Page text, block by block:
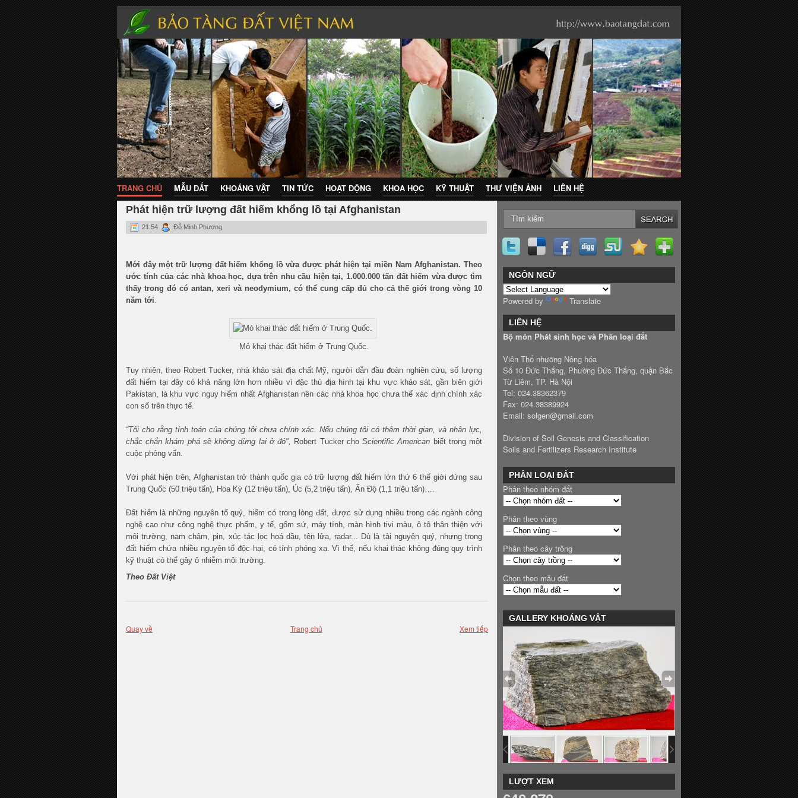
TRANG CHỦ MẪU ĐẤT KHOÁNG VẬT TIN TỨC HOẠT ĐỘNG KHOA HỌC KỸ THUẬT THƯ VIỆN ẢNH LIÊN HỆ
Phát hiện trữ lượng đất hiếm khổng lồ tại Afghanistan
21:54 Đỗ Minh Phương
Mới đây một trữ lượng đất hiếm khổng lồ vừa được phát hiện tại miền Nam Afghanistan. Theo
ước tính của các nhà khoa học, dựa trên nhu cầu hiện tại, 1.000.000 tấn đất hiếm vừa được tìm
thấy trong đó có antan, xeri và neodymium, có thể cung cấp đủ cho cả thế giới trong vòng 10
năm tới.
Mỏ khai thác đất hiếm ở Trung Quốc.
Tuy nhiên, theo Robert Tucker, nhà khảo sát địa chất Mỹ, người dẫn đầu đoàn nghiên cứu, số lượng
đất hiếm tại đây có khả năng lớn hơn nhiều vì đặc thù địa hình tại khu vực khảo sát, gần biên giới
Pakistan, là khu vực nguy hiểm nhất Afghanistan nên các nhà khoa học chưa thể xác định chính xác
con số trên thực tế.
“Tôi cho rằng tính toán của chúng tôi chưa chính xác. Nếu chúng tôi có thêm thời gian, và nhân lực,
chắc chắn khám phá sẽ không dừng lại ở đó", Robert Tucker choScientific American biết trong một
cuộc phỏng vấn.
Với phát hiện trên, Afghanistan trở thành quốc gia có trữ lượng đất hiếm lớn thứ 6 thế giới đứng sau
Trung Quốc (50 triệu tấn), Hoa Kỳ (12 triệu tấn), Úc (5,2 triệu tấn), Ấn Độ (1,1 triệu tấn)….
Đất hiếm là những nguyên tố quý, hiếm có trong lòng đất, được sử dụng nhiều trong các ngành công
nghệ cao như công nghệ thực phẩm, y tế, gốm sứ, máy tính, màn hình tivi màu, ô tô thân thiện với
môi trường, nam châm, pin, xúc tác lọc hoá dầu, tên lửa, radar... Dù là tài nguyên quý, nhưng trong
đất hiếm chứa nhiều nguyên tố độc hại, có tính phóng xạ. Vì thế, nếu khai thác không đúng quy trình
kỹ thuật có thể gây ô nhiễm môi trường.
Theo Đất Việt
Quay về Xem tiếp
Trang chủ
NGÔN NGỮ
Powered by Translate
LIÊN HỆ
Bộ môn Phát sinh học và Phân loại đất
Viện Thổ nhưỡng Nông hóa
Số 10 Đức Thắng, Phường Đức Thắng, quận Bắc
Từ Liêm, TP. Hà Nội
Tel: 024.38362379
Fax: 024.38389924
Email: solgen@gmail.com
Division of Soil Genesis and Classification
Soils and Fertilizers Research Institute
PHÂN LOẠI ĐẤT
Phân theo nhóm đất
Phân theo vùng
Phân theo cây trồng
Chọn theo mẫu đất
GALLERY KHOÁNG VẬT
LƯỢT XEM